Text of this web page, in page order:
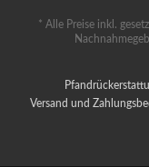
* Alle Preise inkl.
Versand und